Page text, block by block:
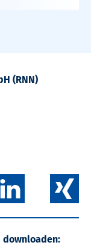
(RNN)
downloaden: